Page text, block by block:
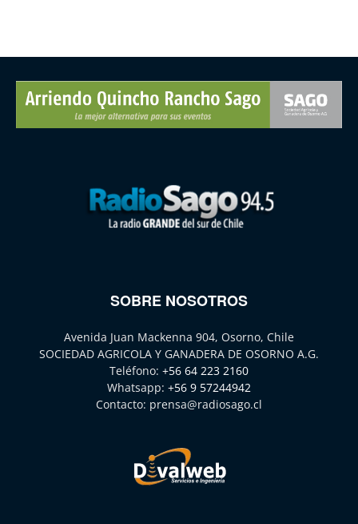
SOBRE NOSOTROS
Avenida Juan Mackenna 904, Osorno, Chile
SOCIEDAD AGRICOLA Y GANADERA DE OSORNO A.G.
Teléfono: +56 64 223 2160
Whatsapp: +56 9 57244942
Contacto: prensa@radiosago.cl